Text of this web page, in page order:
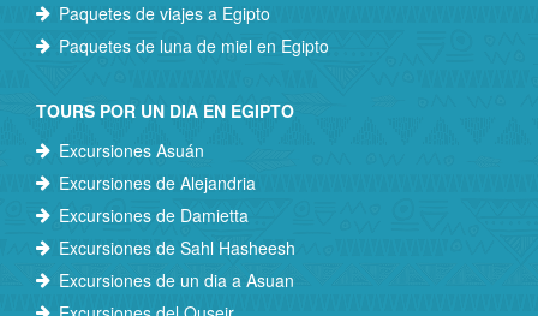
Paquetes de viajes a Egipto
Paquetes de luna de miel en Egipto
TOURS POR UN DIA EN EGIPTO
Excursiones Asuán
Excursiones de Alejandria
Excursiones de Damietta
Excursiones de Sahl Hasheesh
Excursiones de un dia a Asuan